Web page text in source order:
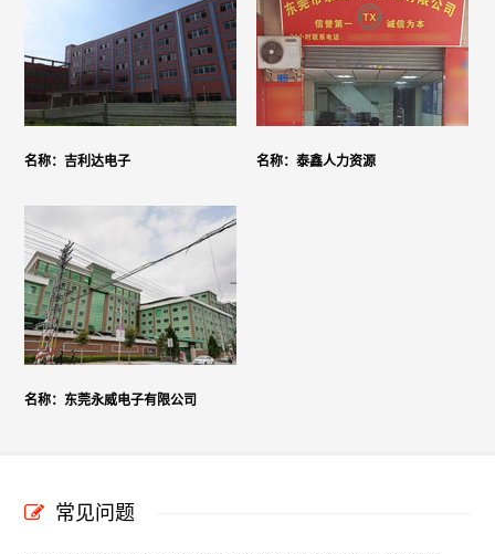
名称：吉利达电子 名称：泰鑫人力资源
名称：东莞永威电子有限公司
常见问题